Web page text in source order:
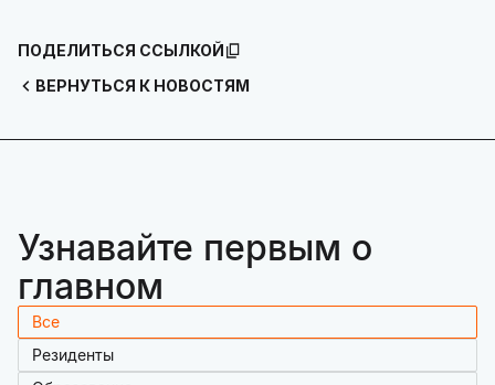
ВЕРНУТЬСЯ К НОВОСТЯМ
ПОДЕЛИТЬСЯ ССЫЛКОЙ
Узнавайте первым о
главном
Все
Резиденты